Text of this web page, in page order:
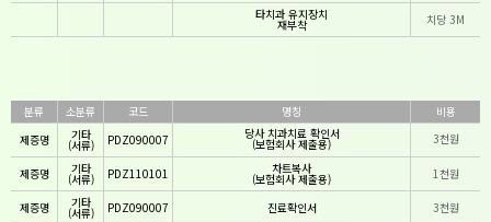
타치과 유지장치
재부착 치당 3M
분류 소분류 코드 명칭
비용
제증명
기타
(서류) PDZ090007 당사 치과치료 확인서
(보험회사 제출용) 3천원
제증명 기타
(서류) PDZ110101 차트복사
(보험회사 제출용) 1천원
제증명 기타
(서류) PDZ090007 진료확인서 3천원